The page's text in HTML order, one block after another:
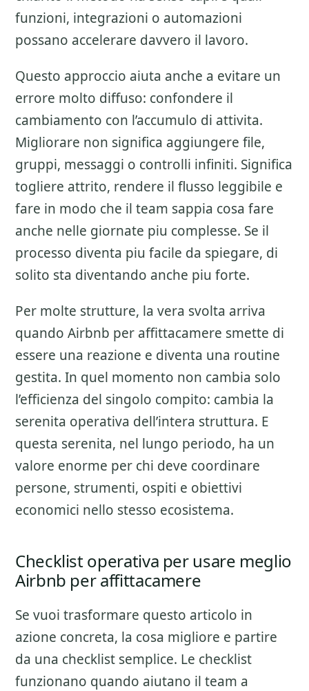
funzioni, integrazioni o automazioni
possano accelerare davvero il lavoro.
Questo approccio aiuta anche a evitare un
errore molto diffuso: confondere il
cambiamento con l’accumulo di attivita.
Migliorare non significa aggiungere file,
gruppi, messaggi o controlli infiniti. Significa
togliere attrito, rendere il flusso leggibile e
fare in modo che il team sappia cosa fare
anche nelle giornate piu complesse. Se il
processo diventa piu facile da spiegare, di
solito sta diventando anche piu forte.
Per molte strutture, la vera svolta arriva
quando Airbnb per affittacamere smette di
essere una reazione e diventa una routine
gestita. In quel momento non cambia solo
l’efficienza del singolo compito: cambia la
serenita operativa dell’intera struttura. E
questa serenita, nel lungo periodo, ha un
valore enorme per chi deve coordinare
persone, strumenti, ospiti e obiettivi
economici nello stesso ecosistema.
Checklist operativa per usare meglio
Airbnb per affittacamere
Se vuoi trasformare questo articolo in
azione concreta, la cosa migliore e partire
da una checklist semplice. Le checklist
funzionano quando aiutano il team a